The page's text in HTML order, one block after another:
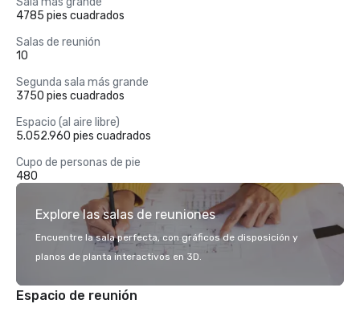
4785 pies cuadrados
Salas de reunión
10
Segunda sala más grande
3750 pies cuadrados
Espacio (al aire libre)
5.052.960 pies cuadrados
Cupo de personas de pie
480
Explore las salas de reuniones
Encuentre la sala perfecta, con gráficos de disposición y
planos de planta interactivos en 3D.
Espacio de reunión